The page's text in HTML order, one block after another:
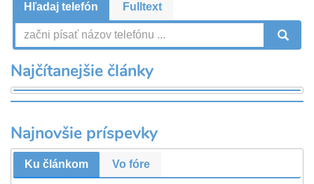
Hľadaj telefón Fulltext
Najčítanejšie články
Najnovšie príspevky
Ku článkom Vo fóre